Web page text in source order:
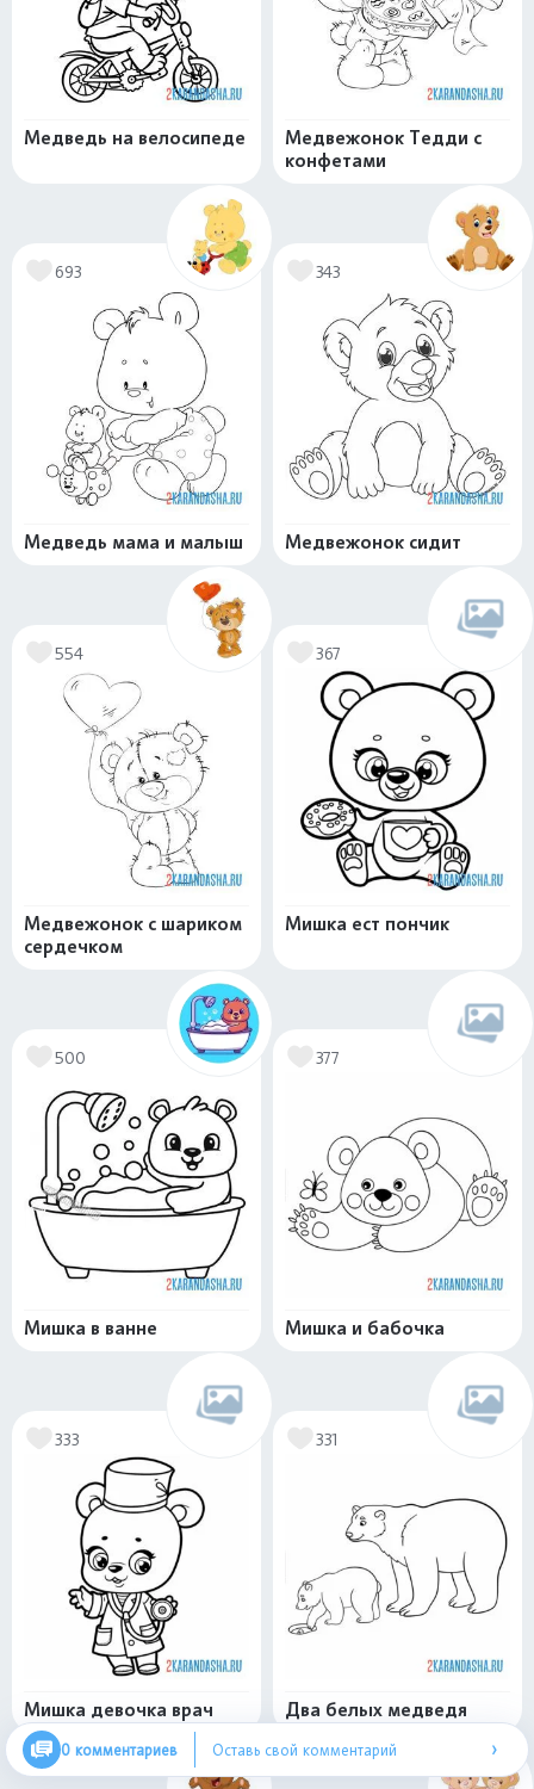
Медведь на велосипеде
Медвежонок Тедди с
конфетами
693
Медведь мама и малыш
343
Медвежонок сидит
554
Медвежонок с шариком
сердечком
367
Мишка ест пончик
500
Мишка в ванне
377
Мишка и бабочка
333
Мишка девочка врач
331
Два белых медведя
0 комментариев Оставь свой комментарий ›